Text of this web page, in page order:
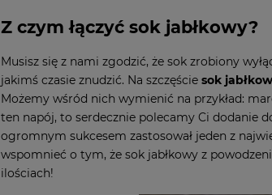
Z czym łączyć sok jabłkowy?
Musisz się z nami zgodzić, że sok zrobiony
jakimś czasie znudzić. Na szczęście sok
Możemy wśród nich wymienić na przykład:
ten napój, to serdecznie polecamy Ci dodanie
ogromnym sukcesem zastosował jeden z
wspomnieć o tym, że sok jabłkowy z
ilościach!